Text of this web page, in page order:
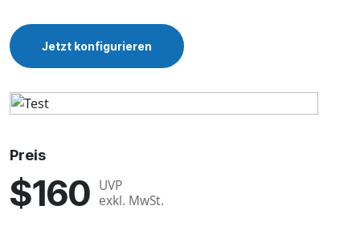
Jetzt konfigurieren
Preis
$160 UVP
exkl. MwSt.